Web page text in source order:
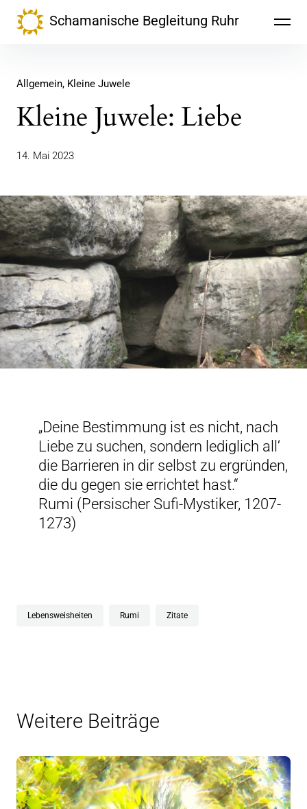
Inhalte
überspringenSchamanische Begleitung Ruhr
Allgemein Kleine Juwele
Kleine Juwele: Liebe
14. Mai 2023
„Deine Bestimmung ist es nicht, nach
Liebe zu suchen, sondern lediglich all‘
die Barrieren in dir selbst zu ergründen,
die du gegen sie errichtet hast.“
Rumi (Persischer Sufi-Mystiker, 1207-
1273)
Lebensweisheiten Rumi Zitate
Weitere Beiträge